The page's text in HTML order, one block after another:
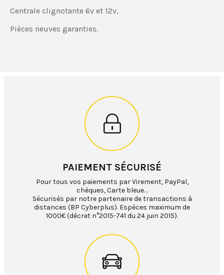
Centrale clignotante 6v et 12v,
Pièces neuves garanties.
PAIEMENT SÉCURISÉ
Pour tous vos paiements par Virement, PayPal,
chèques, Carte bleue…
Sécurisés par notre partenaire de transactions à
distances (BP Cyberplus). Espèces maximum de
1000€ (décret n°2015-741 du 24 juin 2015).